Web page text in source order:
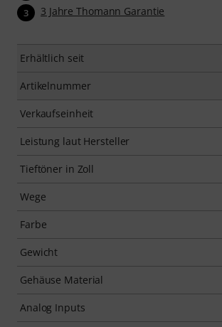
3 3 Jahre Thomann Garantie
Erhältlich seit
Artikelnummer
Verkaufseinheit
Leistung laut Hersteller
Tieftöner in Zoll
Wege
Farbe
Gewicht
Gehäuse Material
Analog Inputs